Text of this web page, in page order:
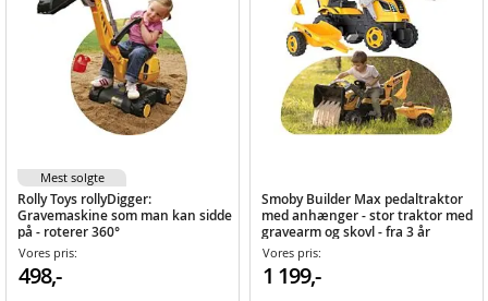
Rolly Toys rollyDigger:
Gravemaskine som man kan sidde
på - roterer 360°
Vores pris:
498,-
Mest solgte
Smoby Builder Max pedaltraktor
med anhænger - stor traktor med
gravearm og skovl - fra 3 år
Vores pris:
1 199,-